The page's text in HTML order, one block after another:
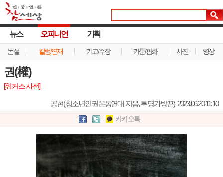
뉴스 오피니언
논설 칼럼/연재 기고/주장 카툰/판화 사진 영상
기획
권(權)
[워커스 사전]
공현(청소년인권운동연대 지음, 투명가방끈) 2023.06.20 11:10
카카오톡